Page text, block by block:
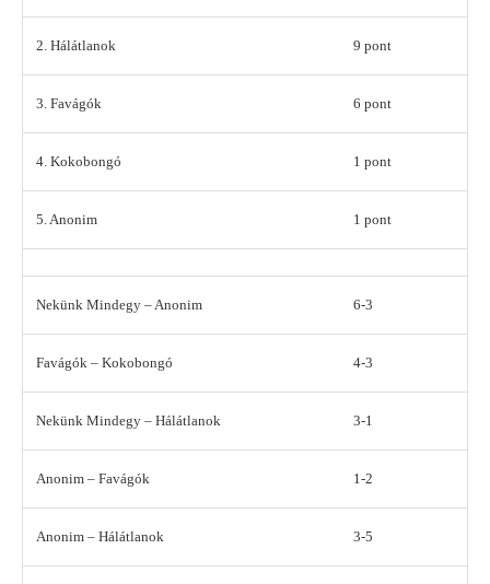
2. Hálátlanok 9 pont
3. Favágók 6 pont
4. Kokobongó 1 pont
5. Anonim 1 pont
Nekünk Mindegy – Anonim 6-3
Favágók – Kokobongó 4-3
Nekünk Mindegy – Hálátlanok 3-1
Anonim – Favágók 1-2
Anonim – Hálátlanok 3-5